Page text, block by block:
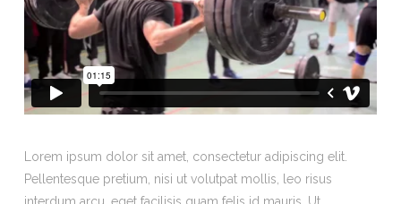
Lorem ipsum dolor sit amet, consectetur adipiscing elit.
Pellentesque pretium, nisi ut volutpat mollis, leo risus
interdum arcu, eget facilisis quam felis id mauris. Ut